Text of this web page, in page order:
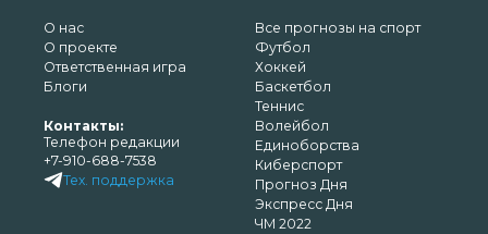
О нас
О проекте
Ответственная игра
Блоги
Контакты:
Телефон редакции
+7-910-688-7538
Тех. поддержка
Все прогнозы на спорт
Футбол
Хоккей
Баскетбол
Теннис
Волейбол
Единоборства
Киберспорт
Прогноз Дня
Экспресс Дня
ЧМ 2022